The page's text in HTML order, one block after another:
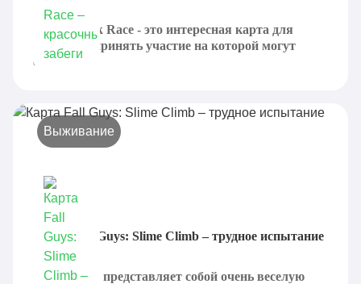
Lucky Block Race - это интересная карта для
Minecraft, принять участие на которой могут
сразу...
Выживание
Карта Fall Guys: Slime Climb – трудное испытание
Slime Climb представляет собой очень веселую